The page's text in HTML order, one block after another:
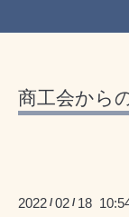
商工会から
2022 /02 / 18